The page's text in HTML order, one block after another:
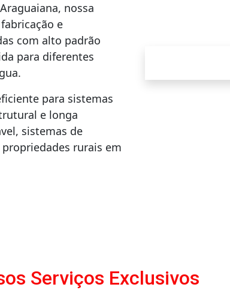
nossa
e
com alto padrão
para diferentes
para sistemas
e longa
sistemas de
rurais em
Serviços Exclusivos